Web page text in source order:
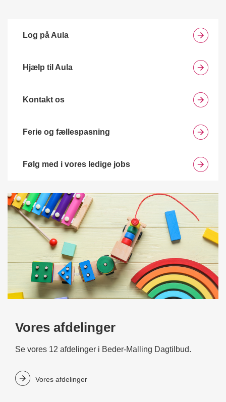
Log på Aula
Hjælp til Aula
Kontakt os
Ferie og fællespasning
Følg med i vores ledige jobs
Vores afdelinger
Se vores 12 afdelinger i Beder-Malling Dagtilbud.
Vores afdelinger